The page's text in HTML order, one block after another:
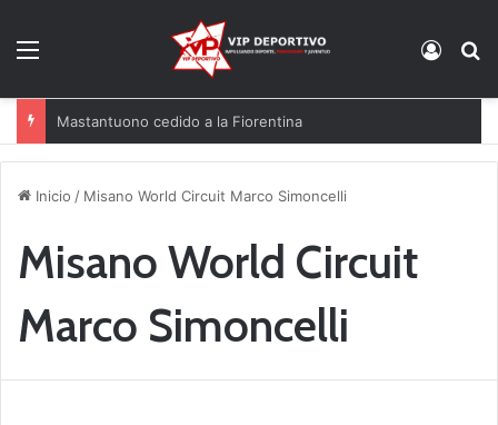
Mastantuono cedido a la Fiorentina
Inicio / Misano World Circuit Marco Simoncelli
Misano World Circuit
Marco Simoncelli